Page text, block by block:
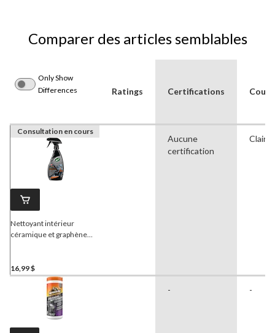
Comparer des articles semblables
Only Show
Differences
Ratings Certifications
Consultation en cours
Nettoyant intérieur
céramique et graphène
l'intérieur de l'auto, 591
mL
16,99 $
Aucune
certification
Clair
- -